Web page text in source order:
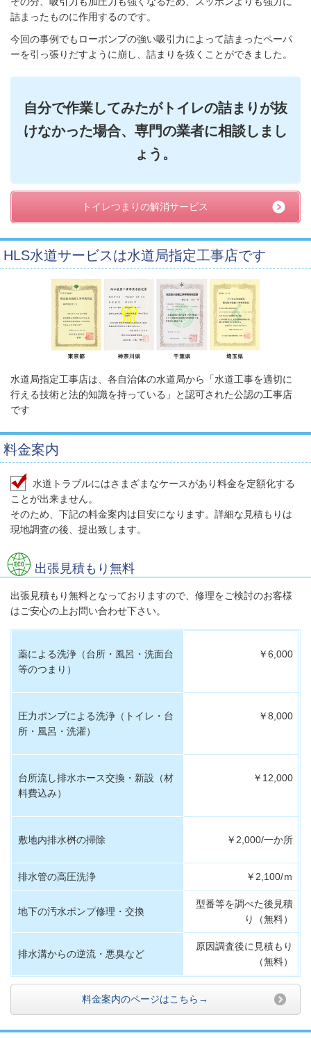
詰まったものに作用するのです。
今回の事例でもローポンプの強い吸引力によって詰まったペーパ
ーを引っ張りだすように崩し、詰まりを抜くことができました。
自分で作業してみたがトイレの詰まりが抜
けなかった場合、専門の業者に相談しまし
ょう。
トイレつまりの解消サービス
HLS水道サービスは水道局指定工事店です
水道局指定工事店は、各自治体の水道局から「水道工事を適切に
行える技術と法的知識を持っている」と認可された公認の工事店
です
料金案内
水道トラブルにはさまざまなケースがあり料金を定額化する
ことが出来ません。
そのため、下記の料金案内は目安になります。詳細な見積もりは
現地調査の後、提出致します。
出張見積もり無料
出張見積もり無料となっておりますので、修理をご検討のお客様
はご安心の上お問い合わせ下さい。
薬による洗浄（台所・風呂・洗面台
等のつまり）
￥6,000
圧力ポンプによる洗浄（トイレ・台
所・風呂・洗濯）
￥8,000
台所流し排水ホース交換・新設（材
料費込み）
￥12,000
敷地内排水桝の掃除 ￥2,000/一か所
排水管の高圧洗浄 ￥2,100/ｍ
地下の汚水ポンプ修理・交換
型番等を調べた後見積
り（無料）
排水溝からの逆流・悪臭など
原因調査後に見積もり
（無料）
料金案内のページはこちら→